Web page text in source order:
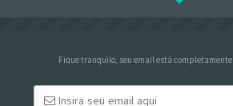
Fique tranquilo, seu email está completamente